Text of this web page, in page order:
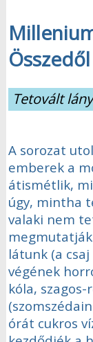
Összedől
Tetovált
A sorozat
emberek a
átismétlik,
úgy, mintha
valaki nem
látunk (a
végének
kóla,
órát cukros